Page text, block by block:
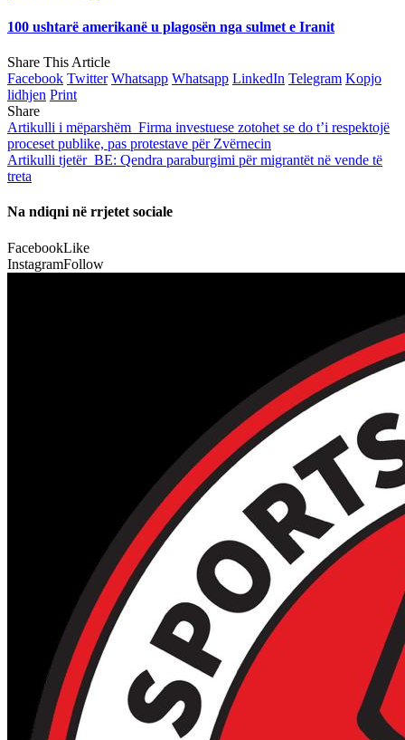
100 ushtarë amerikanë u plagosën nga sulmet e Iranit
Share This Article
Facebook Twitter Whatsapp Whatsapp LinkedIn Telegram Kopjo
lidhjen Print
Share
Artikulli i mëparshëm Firma investuese zotohet se do t’i respektojë
proceset publike, pas protestave për Zvërnecin
Artikulli tjetër BE: Qendra paraburgimi për migrantët në vende të
treta
Na ndiqni në rrjetet sociale
FacebookLike
InstagramFollow